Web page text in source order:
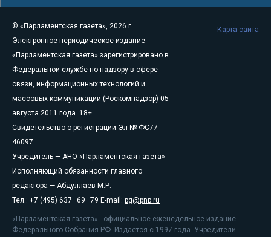
© «Парламентская газета», 2026 г.
Электронное периодическое издание
«Парламентская газета» зарегистрировано в
Федеральной службе по надзору в сфере
связи, информационных технологий и
массовых коммуникаций (Роскомнадзор) 05
августа 2011 года. 18+
Свидетельство о регистрации Эл № ФС77-
46097
Учредитель — АНО «Парламентская газета»
Исполняющий обязанности главного
редактора — Абдуллаев М.Р.
Тел.: +7 (495) 637–69–79 E-mail: pg@pnp.ru
«Парламентская газета» - официальное еженедельное издание
Федерального Собрания РФ. Издается с 1997 года. Учредители
Карта сайта